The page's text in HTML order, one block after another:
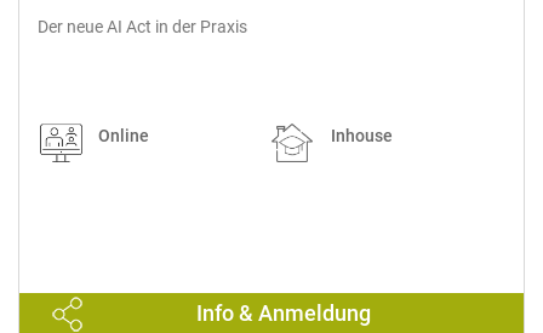
Der neue AI Act in der Praxis
Online Inhouse
Info & Anmeldung